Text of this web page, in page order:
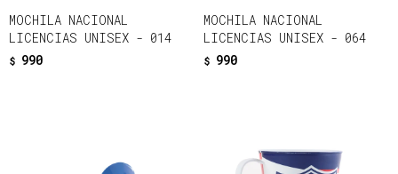
MOCHILA NACIONAL
LICENCIAS UNISEX - 014
$ 990
MOCHILA NACIONAL
LICENCIAS UNISEX - 064
$ 990